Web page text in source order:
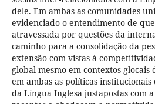
dele. Em ambas as comunidades
evidenciado o entendimento de
atravessada por questões da
caminho para a consolidação da
extensão com vistas à
global mesmo em contextos glocais
em ambas as políticas
da Língua Inglesa justapostas com